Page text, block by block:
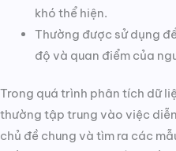
khó thể hiện.
Thường được sử dụng
độ và quan điểm của
Trong quá trình phân tích dữ
thường tập trung vào việc
chủ đề chung và tìm ra các